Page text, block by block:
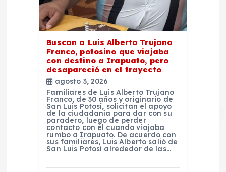
Buscan a Luis Alberto Trujano
Franco, potosino que viajaba
con destino a Irapuato, pero
desapareció en el trayecto
agosto 3, 2026
Familiares de Luis Alberto Trujano
Franco, de 30 años y originario de
San Luis Potosí, solicitan el apoyo
de la ciudadanía para dar con su
paradero, luego de perder
contacto con él cuando viajaba
rumbo a Irapuato. De acuerdo con
sus familiares, Luis Alberto salió de
San Luis Potosí alrededor de las…